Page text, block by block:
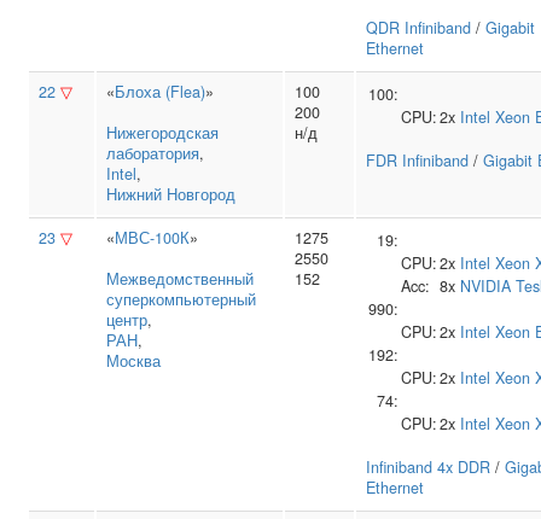
QDR Infiniband / Gigabit
Ethernet
22 ▽ «Блоха (Flea)»
Нижегородская
лаборатория,
Intel,
Нижний Новгород
100
200
н/д
100:
CPU:2x Intel Xeon
FDR Infiniband / Gigabit
23 ▽ «МВС-100К»
Межведомственный
суперкомпьютерный
центр,
РАН,
Москва
1275
2550
152
19:
CPU:2x Intel Xeon
Acc: 8x NVIDIA
990:
CPU:2x Intel Xeon
192:
CPU:2x Intel Xeon
74:
CPU:2x Intel Xeon
Infiniband 4x DDR /
Ethernet